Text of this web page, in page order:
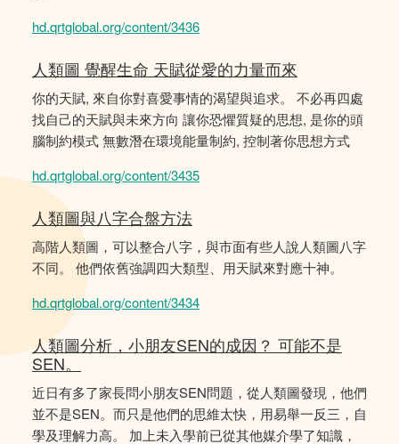
hd.qrtglobal.org/content/3436
人類圖 覺醒生命 天賦從愛的力量而來
你的天賦, 來自你對喜愛事情的渴望與追求。 不必再四處
找自己的天賦與未來方向 讓你恐懼質疑的思想, 是你的頭
腦制約模式 無數潛在環境能量制約, 控制著你思想方式
hd.qrtglobal.org/content/3435
人類圖與八字合盤方法
高階人類圖，可以整合八字，與市面有些人說人類圖八字
不同。 他們依舊強調四大類型、用天賦來對應十神。
hd.qrtglobal.org/content/3434
人類圖分析，小朋友SEN的成因？ 可能不是
SEN。
近日有多了家長問小朋友SEN問題，從人類圖發現，他們
並不是SEN。而只是他們的思維太快，用易舉一反三，自
學及理解力高。 加上未入學前已從其他媒介學了知識，